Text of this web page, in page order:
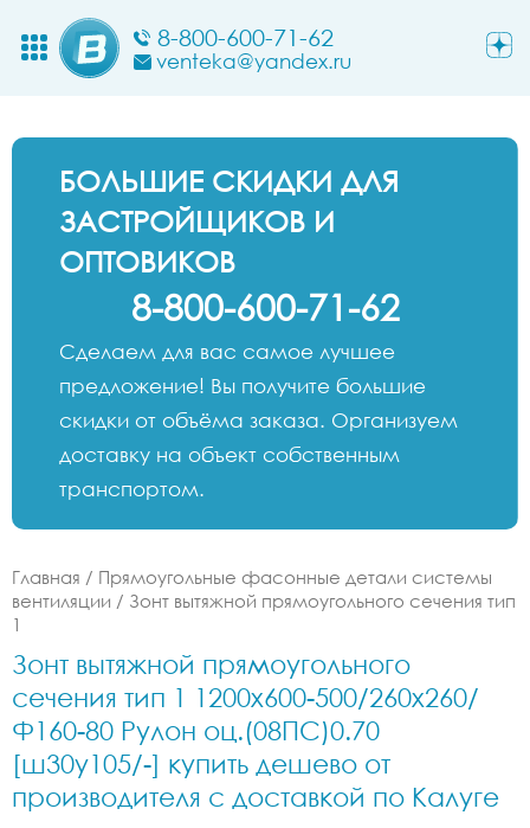
8-800-600-71-62
venteka@yandex.ru
БОЛЬШИЕ СКИДКИ ДЛЯ
ЗАСТРОЙЩИКОВ И
ОПТОВИКОВ
8-800-600-71-62
Сделаем для вас самое лучшее
предложение! Вы получите большие
скидки от объёма заказа. Организуем
доставку на объект собственным
транспортом.
Главная / Прямоугольные фасонные детали системы
вентиляции / Зонт вытяжной прямоугольного сечения тип
1
Зонт вытяжной прямоугольного
сечения тип 1 1200x600-500/260x260/
Ф160-80 Рулон оц.(08ПС)0.70
[ш30у105/-] купить дешево от
производителя с доставкой по Калуге